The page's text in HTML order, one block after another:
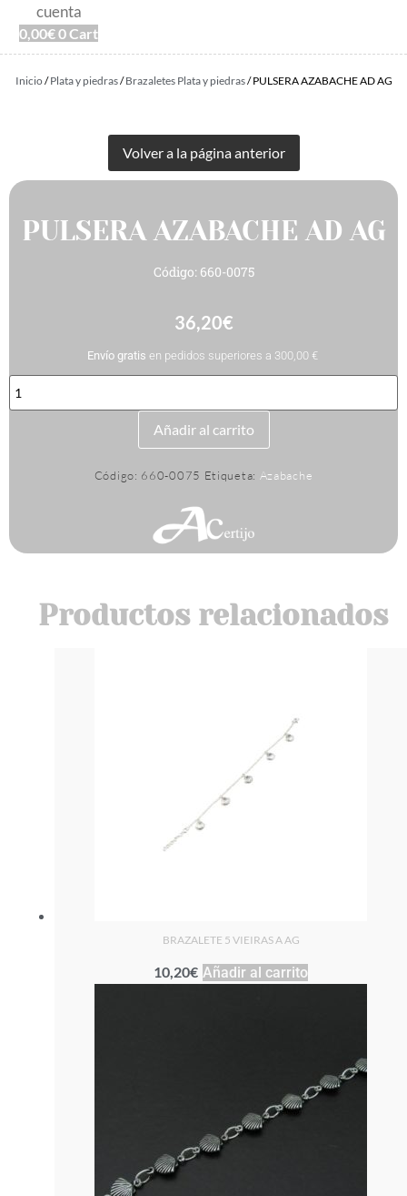
cuenta
0,00€0Cart
Inicio/Plata y piedras/Brazaletes Plata y piedras/ PULSERA AZABACHE AD AG
PULSERA AZABACHE AD AG
Código: 660-0075
36,20€
Envío gratis en pedidos superiores a 300,00 €
PULSERA
AZABACHE
AD
Añadir al carrito
Código: 660-0075 Etiqueta: Azabache
Productos relacionados
BRAZALETE 5 VIEIRAS A AG
10,20€ Añadir al carrito